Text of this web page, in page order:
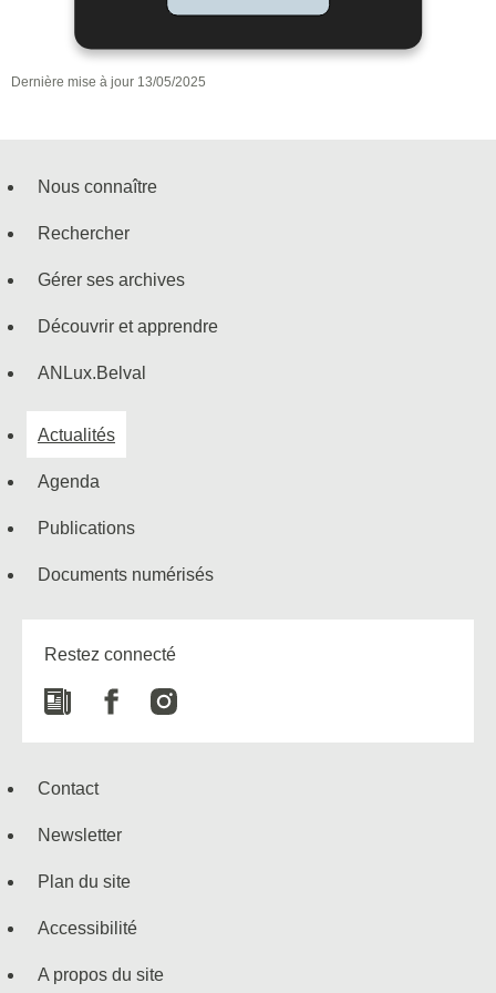
Dernière mise à jour 13/05/2025
Menu
de
navigation
Nous connaître
Rechercher
Gérer ses archives
Découvrir et apprendre
ANLux.Belval
Actualités
Agenda
Publications
Documents numérisés
Restez connecté
NewspaperFacebook
Contact
Newsletter
Plan du site
Accessibilité
A propos du site